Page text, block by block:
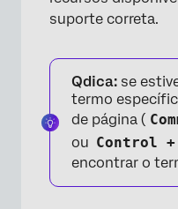
suporte correta.
Qdica: se
termo
de página (
ou Control +
encontrar o